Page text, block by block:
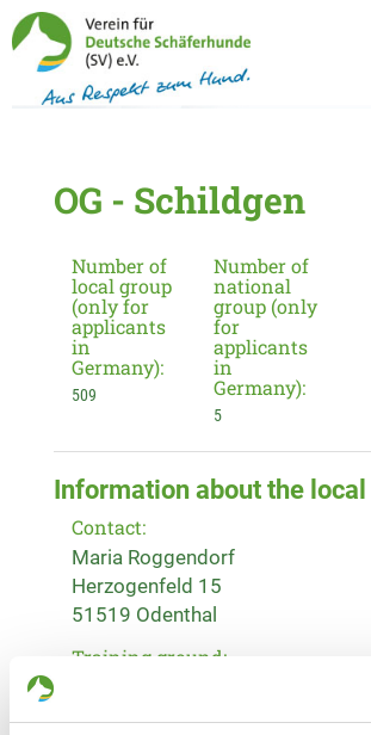
OG - Schildgen
Number of
local group
(only for
applicants
in
Germany):
509
Number of
national
group (only
for
applicants
in
Germany):
5
Information about the
Contact:
Maria Roggendorf
Herzogenfeld 15
51519 Odenthal
Training ground: